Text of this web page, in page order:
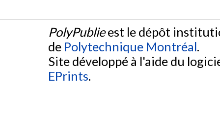
PolyPublieest le dépôt
de Polytechnique Montréal.
Site développé à l'aide du
EPrints.